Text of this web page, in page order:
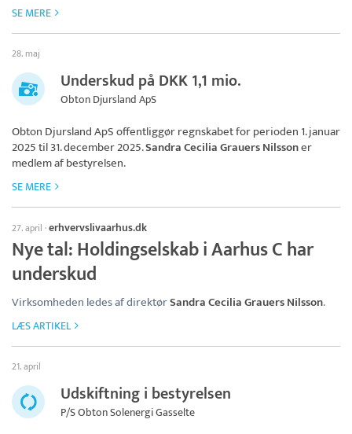
SE MERE
28. maj
Underskud på DKK 1,1 mio.
Obton Djursland ApS
Obton Djursland ApSoffentliggør regnskabet for perioden 1. januar
2025 til 31. december 2025.Sandra Cecilia Grauers Nilssoner
medlem af bestyrelsen.
SE MERE
27. april ·erhvervslivaarhus.dk
Nye tal: Holdingselskab i Aarhus C har
underskud
Virksomheden ledes af direktørSandra Cecilia Grauers Nilsson.
LÆS ARTIKEL
21. april
Udskiftning i bestyrelsen
P/S Obton Solenergi Gasselte